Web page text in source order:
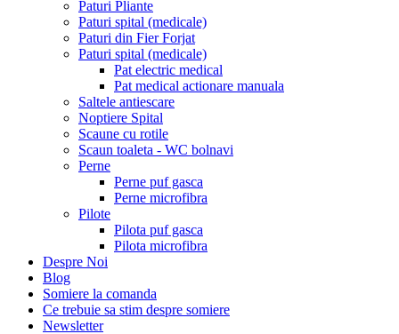
Paturi Pliante
Paturi spital (medicale)
Paturi din Fier Forjat
Paturi spital (medicale)
Pat electric medical
Pat medical actionare manuala
Saltele antiescare
Noptiere Spital
Scaune cu rotile
Scaun toaleta - WC bolnavi
Perne
Perne puf gasca
Perne microfibra
Pilote
Pilota puf gasca
Pilota microfibra
Despre Noi
Blog
Somiere la comanda
Ce trebuie sa stim despre somiere
Newsletter